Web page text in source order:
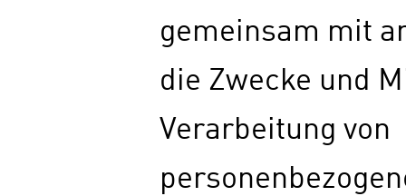
gemeinsam mit
die Zwecke und
Verarbeitung von